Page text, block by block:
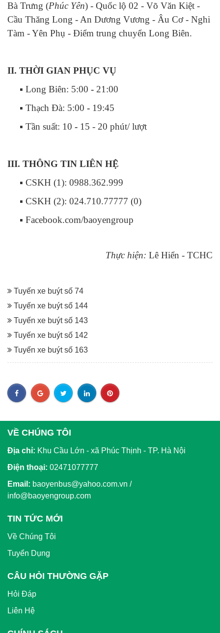
Bà Trưng (Phúc Yên) - Quốc lộ 02 - Võ Văn Kiệt -
Cầu Thăng Long - An Dương Vương - Âu Cơ - Nghi
Tàm - Yên Phụ - Điểm trung chuyển Long Biên.
II. THỜI GIAN PHỤC VỤ
▪ Long Biên: 5:00 - 21:00
▪ Thạch Đà: 5:00 - 19:45
▪ Tần suất: 10 - 15 - 20 phút/ lượt
III. THÔNG TIN LIÊN HỆ
▪ CSKH (1): 0988.362.999
▪ CSKH (2): 024.710.77777 (0)
▪ Facebook.com/baoyengroup
Thực hiện: Lê Hiển - TCHC
Tuyến xe buýt số 74
Tuyến xe buýt số 144
Tuyến xe buýt số 143
Tuyến xe buýt số 142
Tuyến xe buýt số 163
VỀ CHÚNG TÔI
Địa chỉ: Khu Cầu Lớn - xã Phúc Thịnh - TP. Hà Nội
Điện thoại: 02471077777
Email: baoyenbus@yahoo.com.vn /
info@baoyengroup.com
TIN TỨC MỚI
Về Chúng Tôi
Tuyển Dụng
CÂU HỎI THƯỜNG GẶP
Hỏi Đáp
Liên Hệ